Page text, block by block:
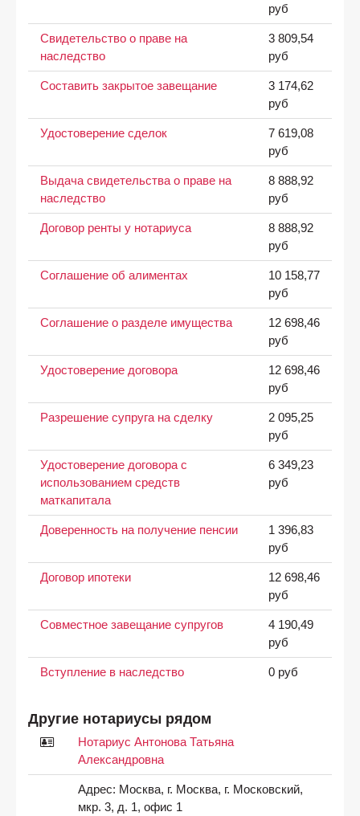
руб
Свидетельство о праве на
наследство
3 809,54
руб
Составить закрытое завещание
3 174,62
руб
Удостоверение сделок
7 619,08
руб
Выдача свидетельства о праве на
наследство
8 888,92
руб
Договор ренты у нотариуса
8 888,92
руб
Соглашение об алиментах
10 158,77
руб
Соглашение о разделе имущества
12 698,46
руб
Удостоверение договора
12 698,46
руб
Разрешение супруга на сделку
2 095,25
руб
Удостоверение договора с
использованием средств
маткапитала
6 349,23
руб
Доверенность на получение пенсии
1 396,83
руб
Договор ипотеки
12 698,46
руб
Совместное завещание супругов
4 190,49
руб
Вступление в наследство 0 руб
Другие нотариусы рядом
Нотариус Антонова Татьяна
Александровна
Адрес: Москва, г. Москва, г. Московский,
мкр. 3, д. 1, офис 1